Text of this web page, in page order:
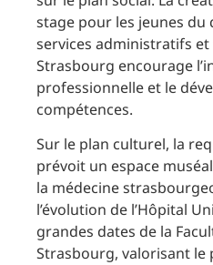
stage pour les jeunes du
services administratifs et
Strasbourg encourage
professionnelle et le
compétences.
Sur le plan culturel, la
prévoit un espace
la médecine
l’évolution de l’Hôpital
grandes dates de la
Strasbourg, valorisant le